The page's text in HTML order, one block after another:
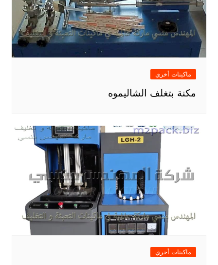
ماكينات أخري
مكنة بتغلف الشاليموه
ماكينات أخري